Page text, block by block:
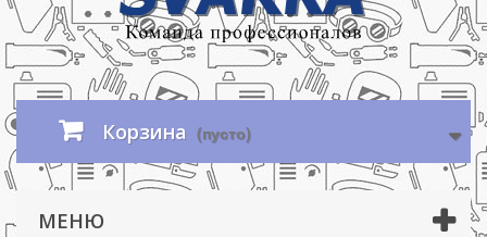
Корзина (пусто)
МЕНЮ